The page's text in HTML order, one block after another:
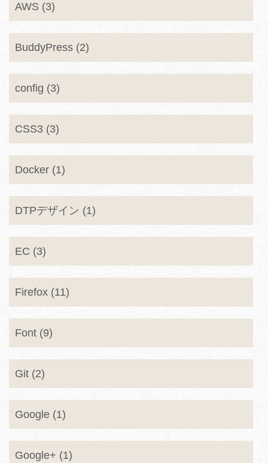
AWS (3)
BuddyPress (2)
config (3)
CSS3 (3)
Docker (1)
DTPデザイン (1)
EC (3)
Firefox (11)
Font (9)
Git (2)
Google (1)
Google+ (1)